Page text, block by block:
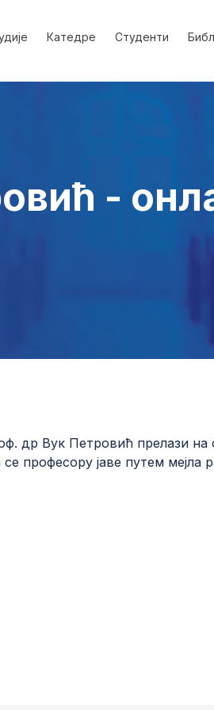
Катедре Студенти
-
др Вук Петровић прелази
професору јаве путем мејла